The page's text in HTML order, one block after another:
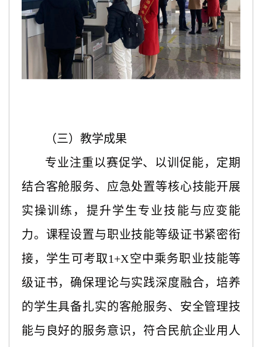
（三）教学成果
专业注重以赛促学、以训促能，定期
结合客舱服务、应急处置等核心技能开展
实操训练，提升学生专业技能与应变能
力。课程设置与职业技能等级证书紧密衔
接，学生可考取1+X空中乘务职业技能等
级证书，确保理论与实践深度融合，培养
的学生具备扎实的客舱服务、安全管理技
能与良好的服务意识，符合民航企业用人